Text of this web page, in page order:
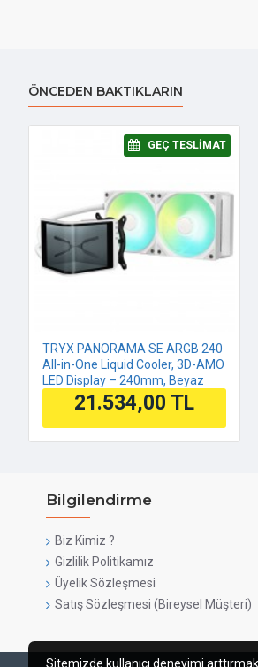
ÖNCEDEN BAKTIKLARIN
⠀GEÇ TESLIMAT
TRYX PANORAMA SE ARGB 240
All-in-One Liquid Cooler, 3D-AMO
LED Display – 240mm, Beyaz
21.534,00 TL
Bilgilendirme
Biz Kimiz ?
Gizlilik Politikamız
Üyelik Sözleşmesi
Satış Sözleşmesi (Bireysel Müşteri)
Sitemizde kullanıcı deneyimi